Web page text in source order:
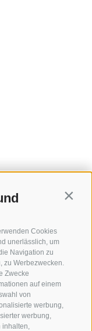
Cookies
unerlässlich, um
Navigation zu
zu Werbezwecken.
Zwecke
auf einem
von
werbung,
werbung,
inhalten,